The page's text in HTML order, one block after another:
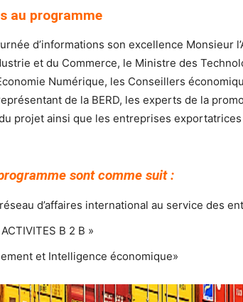
au programme
d’informations son excellence Monsieur
et du Commerce, le Ministre des
Numérique, les Conseillers
de la BERD, les experts de la
projet ainsi que les entreprises
sont comme suit :
d’affaires international au service des
B 2 B »
et Intelligence économique»